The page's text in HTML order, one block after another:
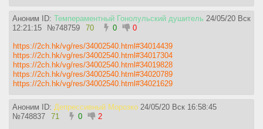
Аноним ID: Темпераментный Гонолульский душитель 24/05/20 Вск
12:21:15
№748759 70 0 0
https://2ch.hk/vg/res/34002540.html#34014439
https://2ch.hk/vg/res/34002540.html#34017304
https://2ch.hk/vg/res/34002540.html#34019828
https://2ch.hk/vg/res/34002540.html#34020789
https://2ch.hk/vg/res/34002540.html#34021629
Аноним ID: Депрессивный Морозко 24/05/20 Вск 16:58:45
№748837 71 0 2